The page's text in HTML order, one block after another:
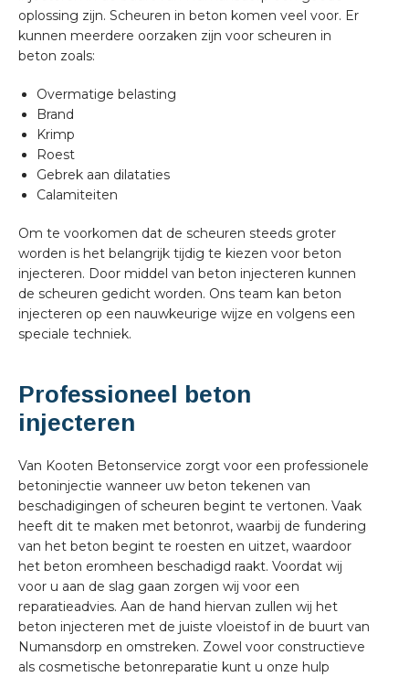
oplossing zijn. Scheuren in beton komen veel voor. Er
kunnen meerdere oorzaken zijn voor scheuren in
beton zoals:
Overmatige belasting
Brand
Krimp
Roest
Gebrek aan dilataties
Calamiteiten
Om te voorkomen dat de scheuren steeds groter
worden is het belangrijk tijdig te kiezen voor beton
injecteren. Door middel van beton injecteren kunnen
de scheuren gedicht worden. Ons team kan beton
injecteren op een nauwkeurige wijze en volgens een
speciale techniek.
Professioneel beton
injecteren
Van Kooten Betonservice zorgt voor een professionele
betoninjectie wanneer uw beton tekenen van
beschadigingen of scheuren begint te vertonen. Vaak
heeft dit te maken met betonrot, waarbij de fundering
van het beton begint te roesten en uitzet, waardoor
het beton eromheen beschadigd raakt. Voordat wij
voor u aan de slag gaan zorgen wij voor een
reparatieadvies. Aan de hand hiervan zullen wij het
beton injecteren met de juiste vloeistof in de buurt van
Numansdorp en omstreken. Zowel voor constructieve
als cosmetische betonreparatie kunt u onze hulp